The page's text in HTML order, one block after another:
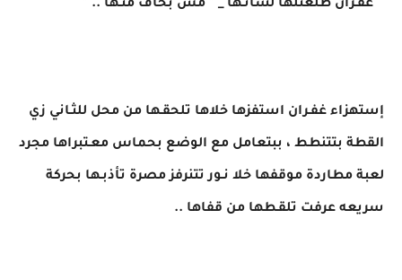
غفـران طلعتلها لسانـها _ " مش بخاف منـها .. "
إستهزاء غفـران استفزها خلاها تلحقـها من محل للثـاني زي
القطة بتتنطط ، ببتعامل مع الوضع بحماس معـتبراها مجرد
لعبة مطاردة موقفها خلا نـور تتنرفز مصرة تأذبـها بحركة
سريعه عرفت تلقـطها من قفاها ..